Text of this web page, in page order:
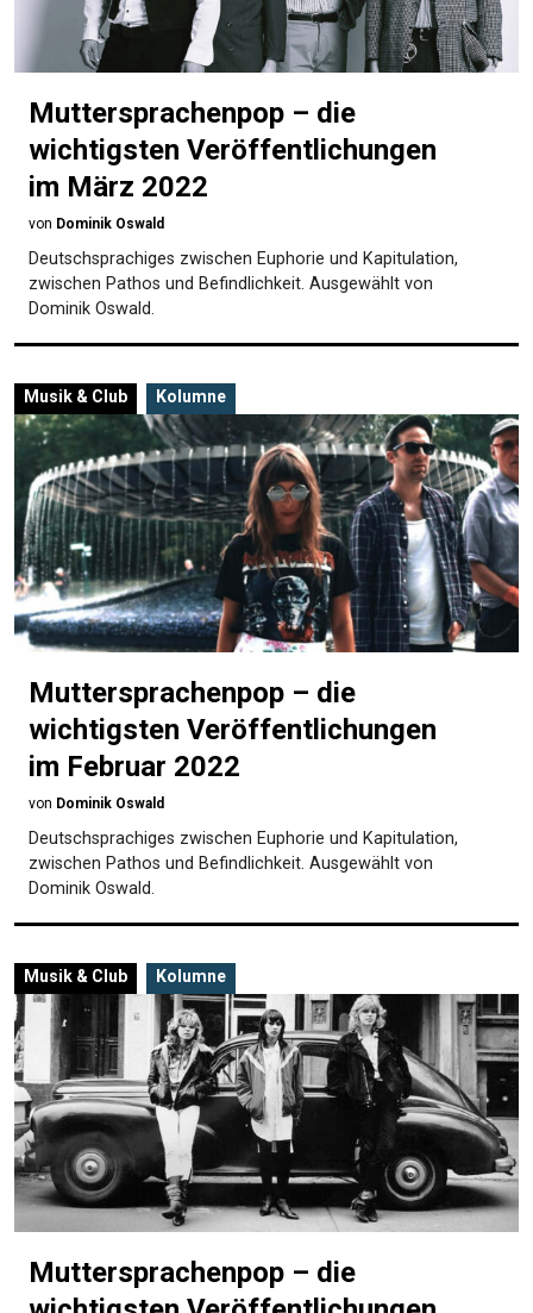
Muttersprachenpop – die
wichtigsten Veröffentlichungen
im März 2022
von Dominik Oswald
Deutschsprachiges zwischen Euphorie und Kapitulation,
zwischen Pathos und Befindlichkeit. Ausgewählt von
Dominik Oswald.
Musik & Club Kolumne
Muttersprachenpop – die
wichtigsten Veröffentlichungen
im Februar 2022
von Dominik Oswald
Deutschsprachiges zwischen Euphorie und Kapitulation,
zwischen Pathos und Befindlichkeit. Ausgewählt von
Dominik Oswald.
Musik & Club Kolumne
Muttersprachenpop – die